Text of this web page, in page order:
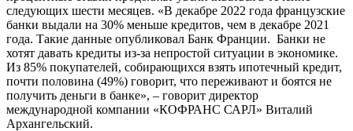
следующих шести месяцев. «В декабре 2022 года французские
банки выдали на 30% меньше кредитов, чем в декабре 2021
года. Такие данные опубликовал Банк Франции. Банки не
хотят давать кредиты из-за непростой ситуации в экономике.
Из 85% покупателей, собирающихся взять ипотечный кредит,
почти половина (49%) говорит, что переживают и боятся не
получить деньги в банке», – говорит директор
международной компании «КОФРАНС САРЛ» Виталий
Архангельский.